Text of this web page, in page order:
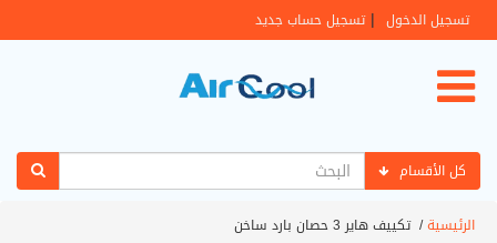
تسجيل الدخول | تسجيل حساب جديد
كل الأقسام
الرئيسية/تكييف هاير 3 حصان بارد ساخن